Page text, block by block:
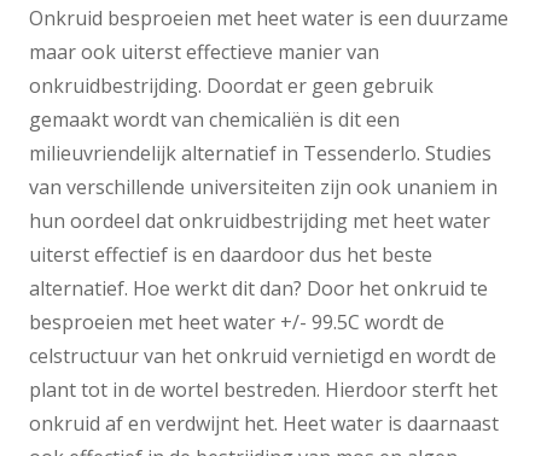
Onkruid besproeien met heet water is een duurzame
maar ook uiterst effectieve manier van
onkruidbestrijding. Doordat er geen gebruik
gemaakt wordt van chemicaliën is dit een
milieuvriendelijk alternatief in Tessenderlo. Studies
van verschillende universiteiten zijn ook unaniem in
hun oordeel dat onkruidbestrijding met heet water
uiterst effectief is en daardoor dus het beste
alternatief. Hoe werkt dit dan? Door het onkruid te
besproeien met heet water +/- 99.5C wordt de
celstructuur van het onkruid vernietigd en wordt de
plant tot in de wortel bestreden. Hierdoor sterft het
onkruid af en verdwijnt het. Heet water is daarnaast